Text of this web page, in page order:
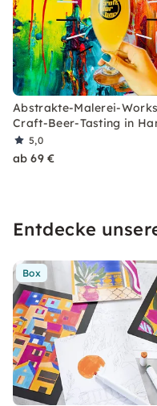
Abstrakte-Malerei-
Craft-Beer-Tasting in
5,0
ab 69 €
Entdecke
Box